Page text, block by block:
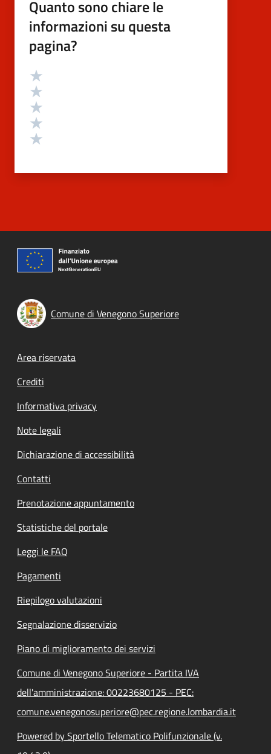
Quanto sono chiare le
informazioni su questa
pagina?
Valutazione
Comune di Venegono Superiore
Footer menu
Area riservata
Crediti
Informativa privacy
Note legali
Dichiarazione di accessibilità
Contatti
Prenotazione appuntamento
Statistiche del portale
Leggi le FAQ
Pagamenti
Riepilogo valutazioni
Segnalazione disservizio
Piano di miglioramento dei servizi
Comune di Venegono Superiore - Partita IVA
dell'amministrazione: 00223680125 - PEC:
comune.venegonosuperiore@pec.regione.lombardia.it
Powered by Sportello Telematico Polifunzionale (v.